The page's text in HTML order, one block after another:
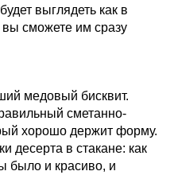
выглядеть как в
вы сможете им сразу
медовый бисквит.
сметанно-
хорошо держит форму.
десерта в стакане: как
было и красиво, и